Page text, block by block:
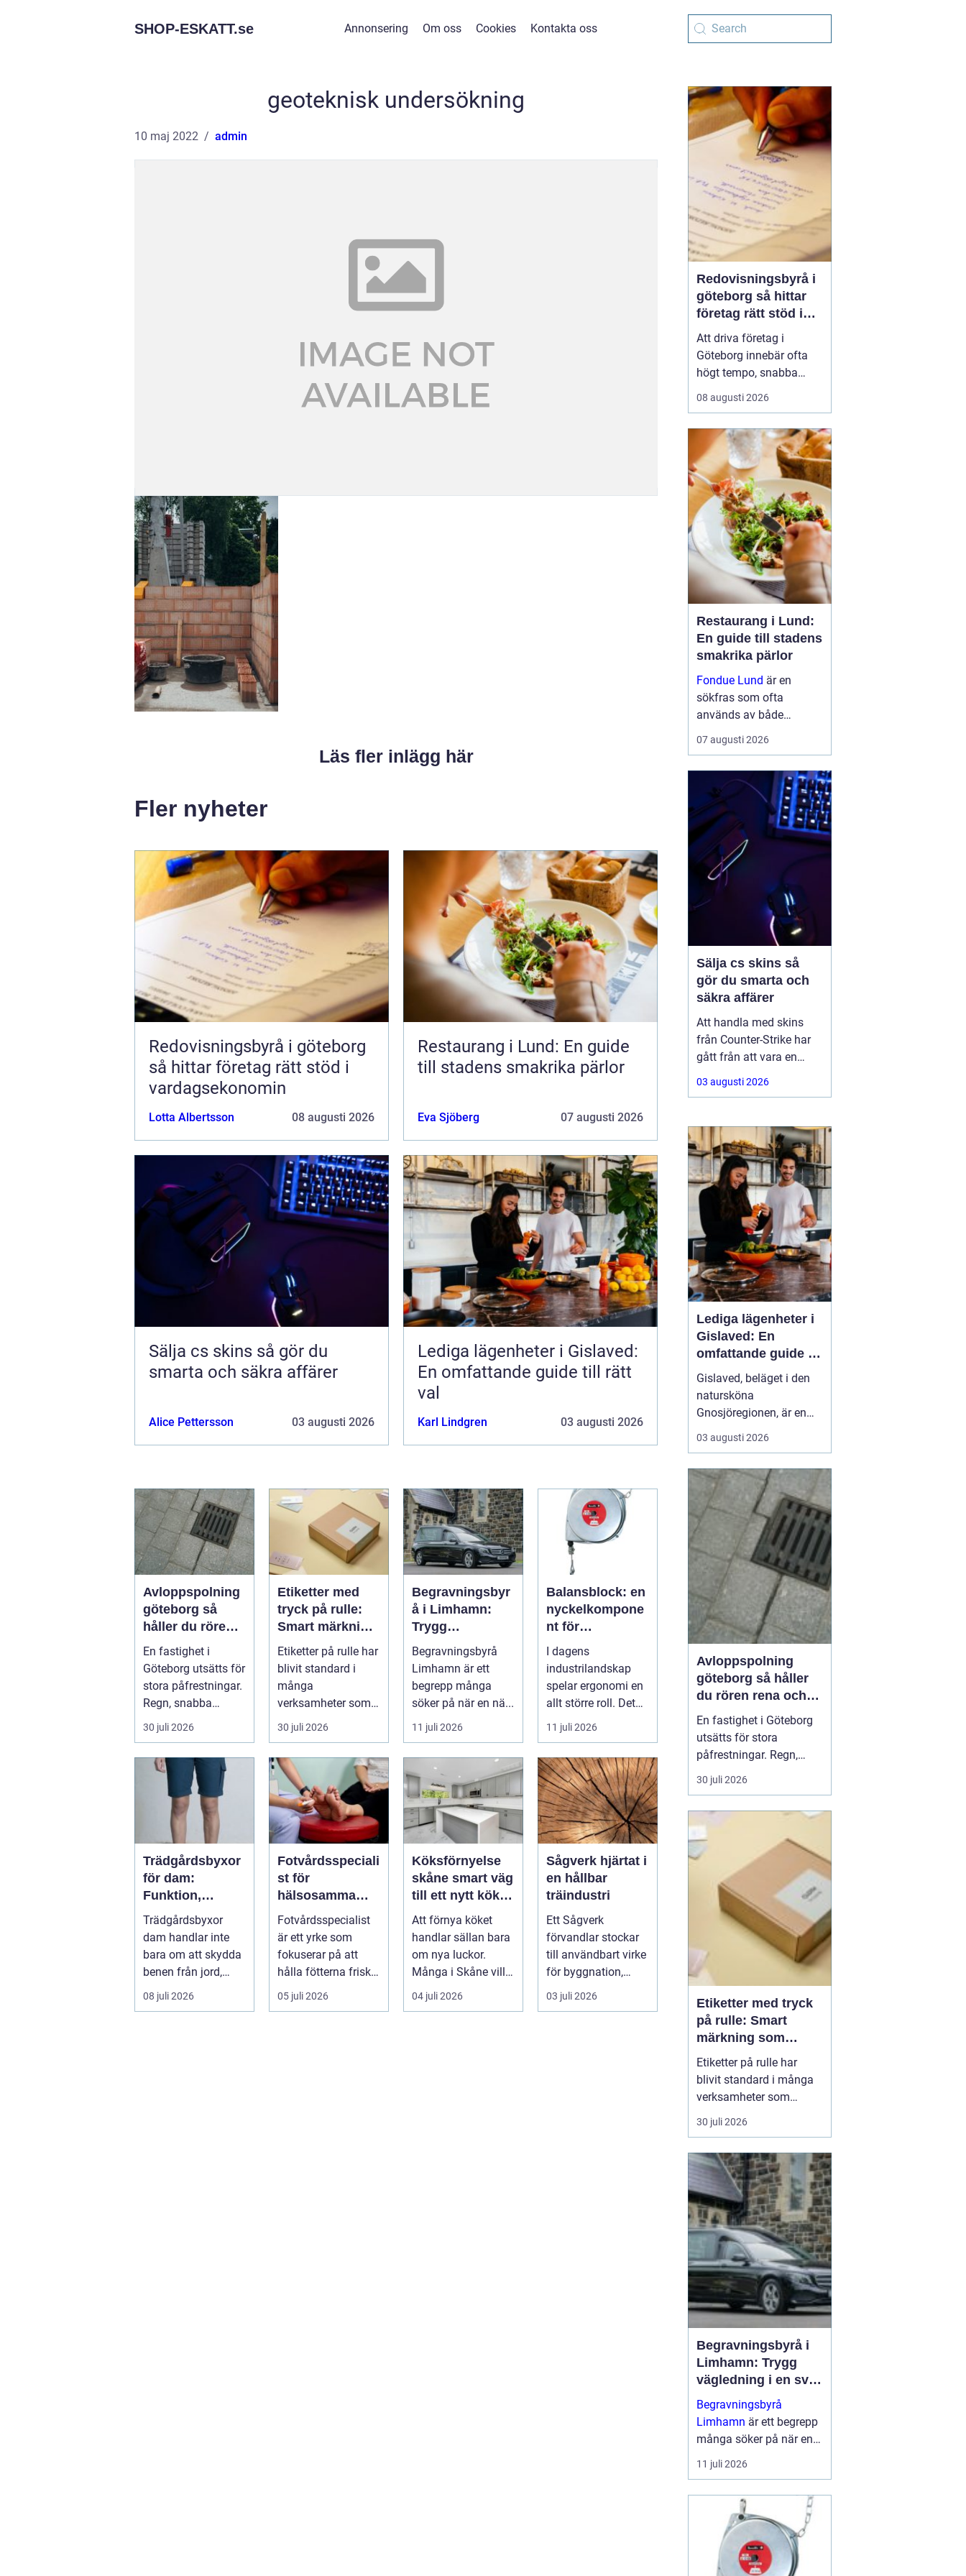
SHOP-ESKATT.se Annonsering Om oss Cookies Kontakta oss
geoteknisk undersökning
10 maj 2022 admin
Läs fler inlägg här
Fler nyheter
Redovisningsbyrå i göteborg
så hittar företag rätt stöd i
vardagsekonomin
Lotta Albertsson 08 augusti 2026
Restaurang i Lund: En guide
till stadens smakrika pärlor
Eva Sjöberg 07 augusti 2026
Sälja cs skins så gör du
smarta och säkra affärer
Alice Pettersson 03 augusti 2026
Lediga lägenheter i Gislaved:
En omfattande guide till rätt
val
Karl Lindgren 03 augusti 2026
Avloppspolning
göteborg så
håller du rören
rena och trygga
året runt
En fastighet i
Göteborg utsätts för
stora påfrestningar.
Regn, snabba
temperaturväxlingar
och äldre ...
30 juli 2026
Etiketter med
tryck på rulle:
Smart märkning
som stärker
både flöde och
varumärke
Etiketter på rulle har
blivit standard i
många
verksamheter som
behöver snabb,
tydl...
30 juli 2026
Begravningsbyr
å i Limhamn:
Trygg
vägledning i en
svår tid
Begravningsbyrå
Limhamn är ett
begrepp många
söker på när en nä...
11 juli 2026
Balansblock: en
nyckelkompone
nt för
ergonomisk
effektivitet
I dagens
industrilandskap
spelar ergonomi en
allt större roll. Det
handlar inte bara
om att skapa en...
11 juli 2026
Trädgårdsbyxor
för dam:
Funktion,
passform och
hållbar stil i
rabatten
Trädgårdsbyxor
dam handlar inte
bara om att skydda
benen från jord,
taggar och v&au...
08 juli 2026
Fotvårdsspeciali
st för
hälsosamma
fötter i vardagen
Fotvårdsspecialist
är ett yrke som
fokuserar på att
hålla fötterna friska,
minska smärta och
förebyg...
05 juli 2026
Köksförnyelse
skåne smart väg
till ett nytt kök
utan
helrenovering
Att förnya köket
handlar sällan bara
om nya luckor.
Många i Skåne vill
ha ett kök som
fungerar bättr...
04 juli 2026
Sågverk hjärtat i
en hållbar
träindustri
Ett Sågverk
förvandlar stockar
till användbart virke
för byggnation,
snickeri och
inredning. Här möt...
03 juli 2026
Redovisningsbyrå i
göteborg så hittar
företag rätt stöd i
vardagsekonomin
Att driva företag i
Göteborg innebär ofta
högt tempo, snabba
beslut och skiftande
förutsättningar. Många
ekonomin stjäl mer tid
än den ger. Här blir en
redovisningsbyrå i
Göteborg en
nyckelpartner. En byrå
hjälper till med bok...
08 augusti 2026
Restaurang i Lund:
En guide till stadens
smakrika pärlor
Fondue Lund är en
sökfras som ofta
används av både
besökare och boende
som vill hitta bra
historiska
universitetsstaden.
belleepoq...
07 augusti 2026
Sälja cs skins så
gör du smarta och
säkra affärer
Att handla med skins
från Counter-Strike har
gått från att vara en
hobby till att bli en riktig
andrahandsmarknad.
sällsynta vapen-skins
kan vara värda tusentals
kronor, men många är
osäkra på hur de ska gå
till väga när de
03 augusti 2026
Lediga lägenheter i
Gislaved: En
omfattande guide till
rätt val
Gislaved, beläget i den
natursköna
Gnosjöregionen, är en
charmig kommun i
Jönköpings län känt för
och härliga natur. Med
närheten till Nissan, som
flyter genom kommunen
...
03 augusti 2026
Avloppspolning
göteborg så håller
du rören rena och
trygga året runt
En fastighet i Göteborg
utsätts för stora
påfrestningar. Regn,
snabba
temperaturväxlingar och
avloppen behöver mer
omsorg än många tror.
När vatten börjar rinna
undan långsamt, avlopp
luktar illa eller
golvbrunnar bubblar är...
30 juli 2026
Etiketter med tryck
på rulle: Smart
märkning som
stärker både flöde
och varumärke
Etiketter på rulle har
blivit standard i många
verksamheter som
behöver snabb, tydlig
och hållbar märkning.
livsmedel, ehandel, lager
eller butiker handlar allt i
grunden om samma sak:
rätt ...
30 juli 2026
Begravningsbyrå i
Limhamn: Trygg
vägledning i en svår
tid
Begravningsbyrå
Limhamn är ett begrepp
många söker på när en
nära anhörig har gått
bort och behovet av stöd
11 juli 2026